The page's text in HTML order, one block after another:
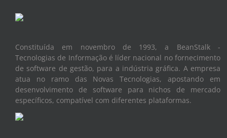
Constituída em novembro de 1993, a BeanStalk -
Tecnologias de Informação é líder nacional no fornecimento
de software de gestão, para a indústria gráfica. A empresa
atua no ramo das Novas Tecnologias, apostando em
desenvolvimento de software para nichos de mercado
específicos, compatível com diferentes plataformas.